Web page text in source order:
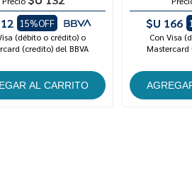
15%OFF
(débito o crédito) o
(credito) del BBVA
$U 166
Con Visa
Mastercard